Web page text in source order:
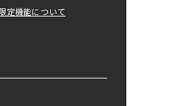
定機能について